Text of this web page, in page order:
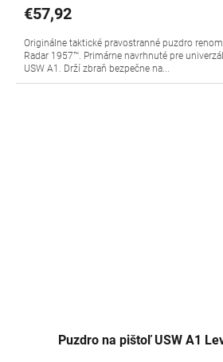
€57,92
Originálne taktické pravostranné puzdro
Radar 1957™. Primárne navrhnuté pre
USW A1. Drží zbraň bezpečne na...
Puzdro na pištoľ USW A1